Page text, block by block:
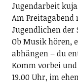
Jugendarbeit kuja
Am Freitagabend
Jugendlichen der
Ob Musik hören,
abhängen – du
Komm vorbei
19.00 Uhr, im